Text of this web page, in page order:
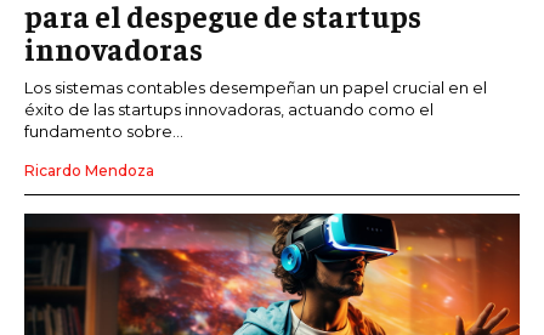
para el despegue de startups
innovadoras
Los sistemas contables desempeñan un papel crucial en el
éxito de las startups innovadoras, actuando como el
fundamento sobre...
Ricardo Mendoza